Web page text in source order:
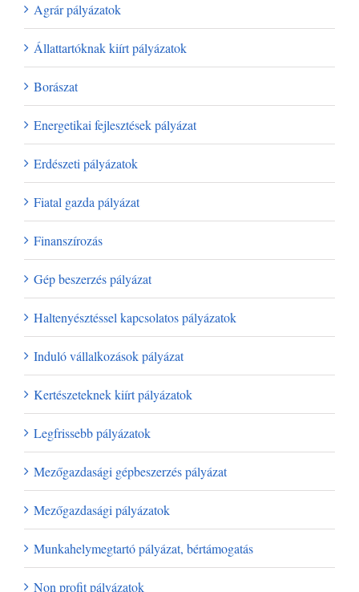
Agrár pályázatok
Állattartóknak kiírt pályázatok
Borászat
Energetikai fejlesztések pályázat
Erdészeti pályázatok
Fiatal gazda pályázat
Finanszírozás
Gép beszerzés pályázat
Haltenyésztéssel kapcsolatos pályázatok
Induló vállalkozások pályázat
Kertészeteknek kiírt pályázatok
Legfrissebb pályázatok
Mezőgazdasági gépbeszerzés pályázat
Mezőgazdasági pályázatok
Munkahelymegtartó pályázat, bértámogatás
Non profit pályázatok